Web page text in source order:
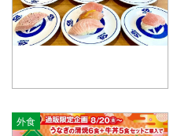
外食